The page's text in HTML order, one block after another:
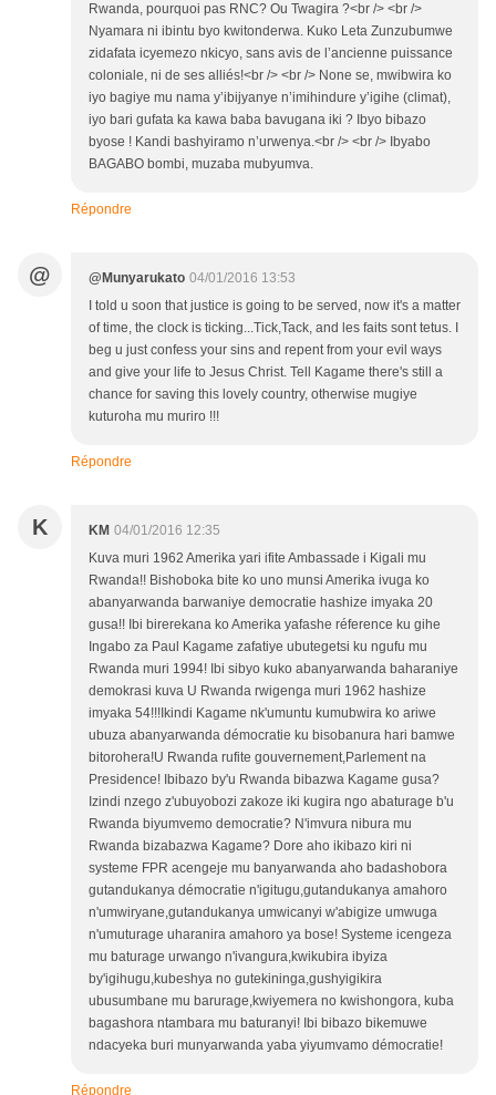
Rwanda, pourquoi pas RNC? Ou Twagira ?<br /> <br />
Nyamara ni ibintu byo kwitonderwa. Kuko Leta Zunzubumwe
zidafata icyemezo nkicyo, sans avis de l’ancienne puissance
coloniale, ni de ses alliés!<br /> <br /> None se, mwibwira ko
iyo bagiye mu nama y’ibijyanye n’imihindure y’igihe (climat),
iyo bari gufata ka kawa baba bavugana iki ? Ibyo bibazo
byose ! Kandi bashyiramo n’urwenya.<br /> <br /> Ibyabo
BAGABO bombi, muzaba mubyumva.
Répondre
@ @Munyarukato 04/01/2016 13:53
I told u soon that justice is going to be served, now it's a matter
of time, the clock is ticking...Tick,Tack, and les faits sont tetus. I
beg u just confess your sins and repent from your evil ways
and give your life to Jesus Christ. Tell Kagame there's still a
chance for saving this lovely country, otherwise mugiye
kuturoha mu muriro !!!
Répondre
K KM 04/01/2016 12:35
Kuva muri 1962 Amerika yari ifite Ambassade i Kigali mu
Rwanda!! Bishoboka bite ko uno munsi Amerika ivuga ko
abanyarwanda barwaniye democratie hashize imyaka 20
gusa!! Ibi birerekana ko Amerika yafashe réference ku gihe
Ingabo za Paul Kagame zafatiye ubutegetsi ku ngufu mu
Rwanda muri 1994! Ibi sibyo kuko abanyarwanda baharaniye
demokrasi kuva U Rwanda rwigenga muri 1962 hashize
imyaka 54!!!Ikindi Kagame nk'umuntu kumubwira ko ariwe
ubuza abanyarwanda démocratie ku bisobanura hari bamwe
bitorohera!U Rwanda rufite gouvernement,Parlement na
Presidence! Ibibazo by'u Rwanda bibazwa Kagame gusa?
Izindi nzego z'ubuyobozi zakoze iki kugira ngo abaturage b'u
Rwanda biyumvemo democratie? N'imvura nibura mu
Rwanda bizabazwa Kagame? Dore aho ikibazo kiri ni
systeme FPR acengeje mu banyarwanda aho badashobora
gutandukanya démocratie n'igitugu,gutandukanya amahoro
n'umwiryane,gutandukanya umwicanyi w'abigize umwuga
n'umuturage uharanira amahoro ya bose! Systeme icengeza
mu baturage urwango n'ivangura,kwikubira ibyiza
by'igihugu,kubeshya no gutekininga,gushyigikira
ubusumbane mu barurage,kwiyemera no kwishongora, kuba
bagashora ntambara mu baturanyi! Ibi bibazo bikemuwe
ndacyeka buri munyarwanda yaba yiyumvamo démocratie!
Répondre